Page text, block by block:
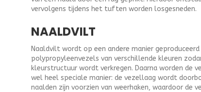
vervolgens tijdens het tuften worden losgesneden.
NAALDVILT
Naaldvilt wordt op een andere manier
polypropyleenvezels van verschillende kleuren
kleurstructuur wordt verkregen. Daarna worden de
wel heel speciale manier: de vezellaag wordt
naalden zijn voorzien van weerhaken, waardoor de